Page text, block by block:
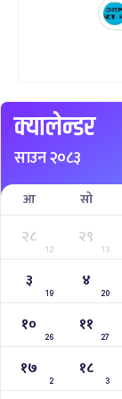
क्यालेन्डर
साउन २०८३
आ सो
२८
12
२९
13
३
19
४
20
१०
26
११
27
१७
2
१८
3